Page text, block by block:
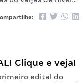
Clique e veja!
edital do